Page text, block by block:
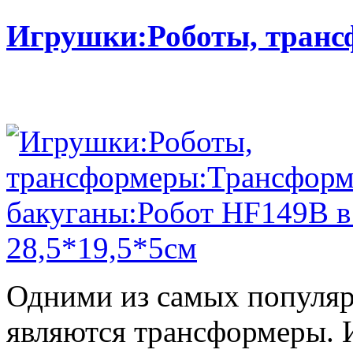
Игрушки:Роботы,
Одними из самых
являются